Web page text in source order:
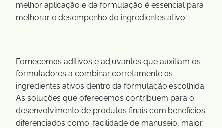
melhor aplicação e da formulação é essencial para
melhorar o desempenho do ingredientes ativo.
Fornecemos aditivos e adjuvantes que auxiliam os
formuladores a combinar corretamente os
ingredientes ativos dentro da formulação escolhida.
As soluções que oferecemos contribuem para o
desenvolvimento de produtos finais com benefícios
diferenciados como: facilidade de manuseio, maior